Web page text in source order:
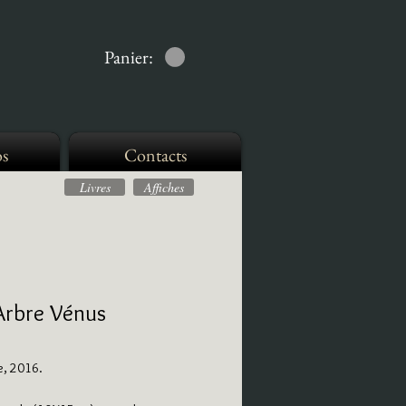
Panier:
Contacts
Vénus
2016.
Affiches
Livres